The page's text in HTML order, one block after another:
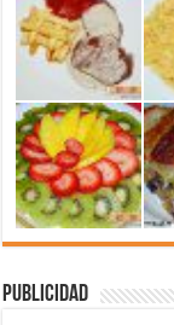
Publicidad